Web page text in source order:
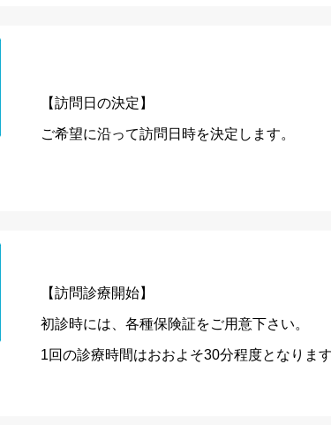
【訪問日の決定】
ご希望に沿って訪問日時を決定します。
【訪問診療開始】
初診時には、各種保険証をご用意下さい。
1回の診療時間はおおよそ30分程度となりま